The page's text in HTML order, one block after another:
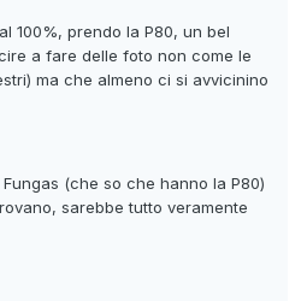
100%, prendo la P80, un bel
a fare delle foto non come le
ma che almeno ci si avvicinino
(che so che hanno la P80)
sarebbe tutto veramente